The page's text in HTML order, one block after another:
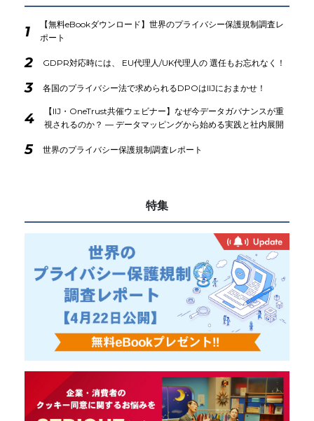
1
【無料eBookダウンロード】世界のプライバシー保護規制調査レ
ポート
2 GDPR対応時には、 EU代理人/UK代理人の 選任もお忘れなく！
3 各国のプライバシー法で求められるDPOはIIJにおまかせ！
4
【IIJ・OneTrust共催ウェビナー】なぜ今データガバナンスが重
視されるのか？ ― データマッピングから始める実践と社内展開
5 世界のプライバシー保護規制調査レポート
特集